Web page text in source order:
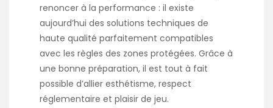
renoncer à la performance : il existe
aujourd’hui des solutions techniques de
haute qualité parfaitement compatibles
avec les règles des zones protégées. Grâce à
une bonne préparation, il est tout à fait
possible d’allier esthétisme, respect
réglementaire et plaisir de jeu.